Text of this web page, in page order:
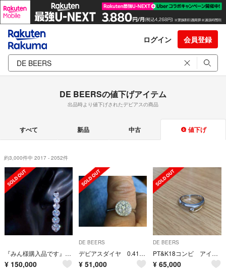
ログイン 会員登録
DE BEERSの値下げアイテム
出品時より値下げされたデビアスの商品
すべて 新品 中古 値下げ
約3,000件中 2017 - 2052件
『みん様購入品です』 2ct ダイヤモンドのゴージャスピアス！
¥ 150,000
DE BEERS
デビアスダイヤ 0.41ct リング k18WG 鑑別付
¥ 51,000
DE BEERS
PT&K18コンビ アイデアルカットダイヤモンドリング 美品
¥ 65,000